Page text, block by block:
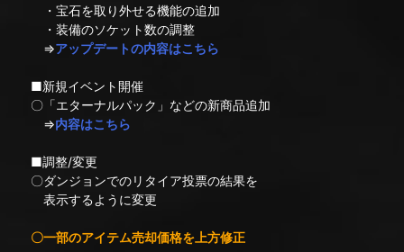
・宝石を取り外せる機能の追加
・装備のソケット数の調整
⇒アップデートの内容はこちら
■新規イベント開催
〇「エターナルパック」などの新商品追加
⇒内容はこちら
■調整/変更
〇ダンジョンでのリタイア投票の結果を
表示するように変更
〇一部のアイテム売却価格を上方修正